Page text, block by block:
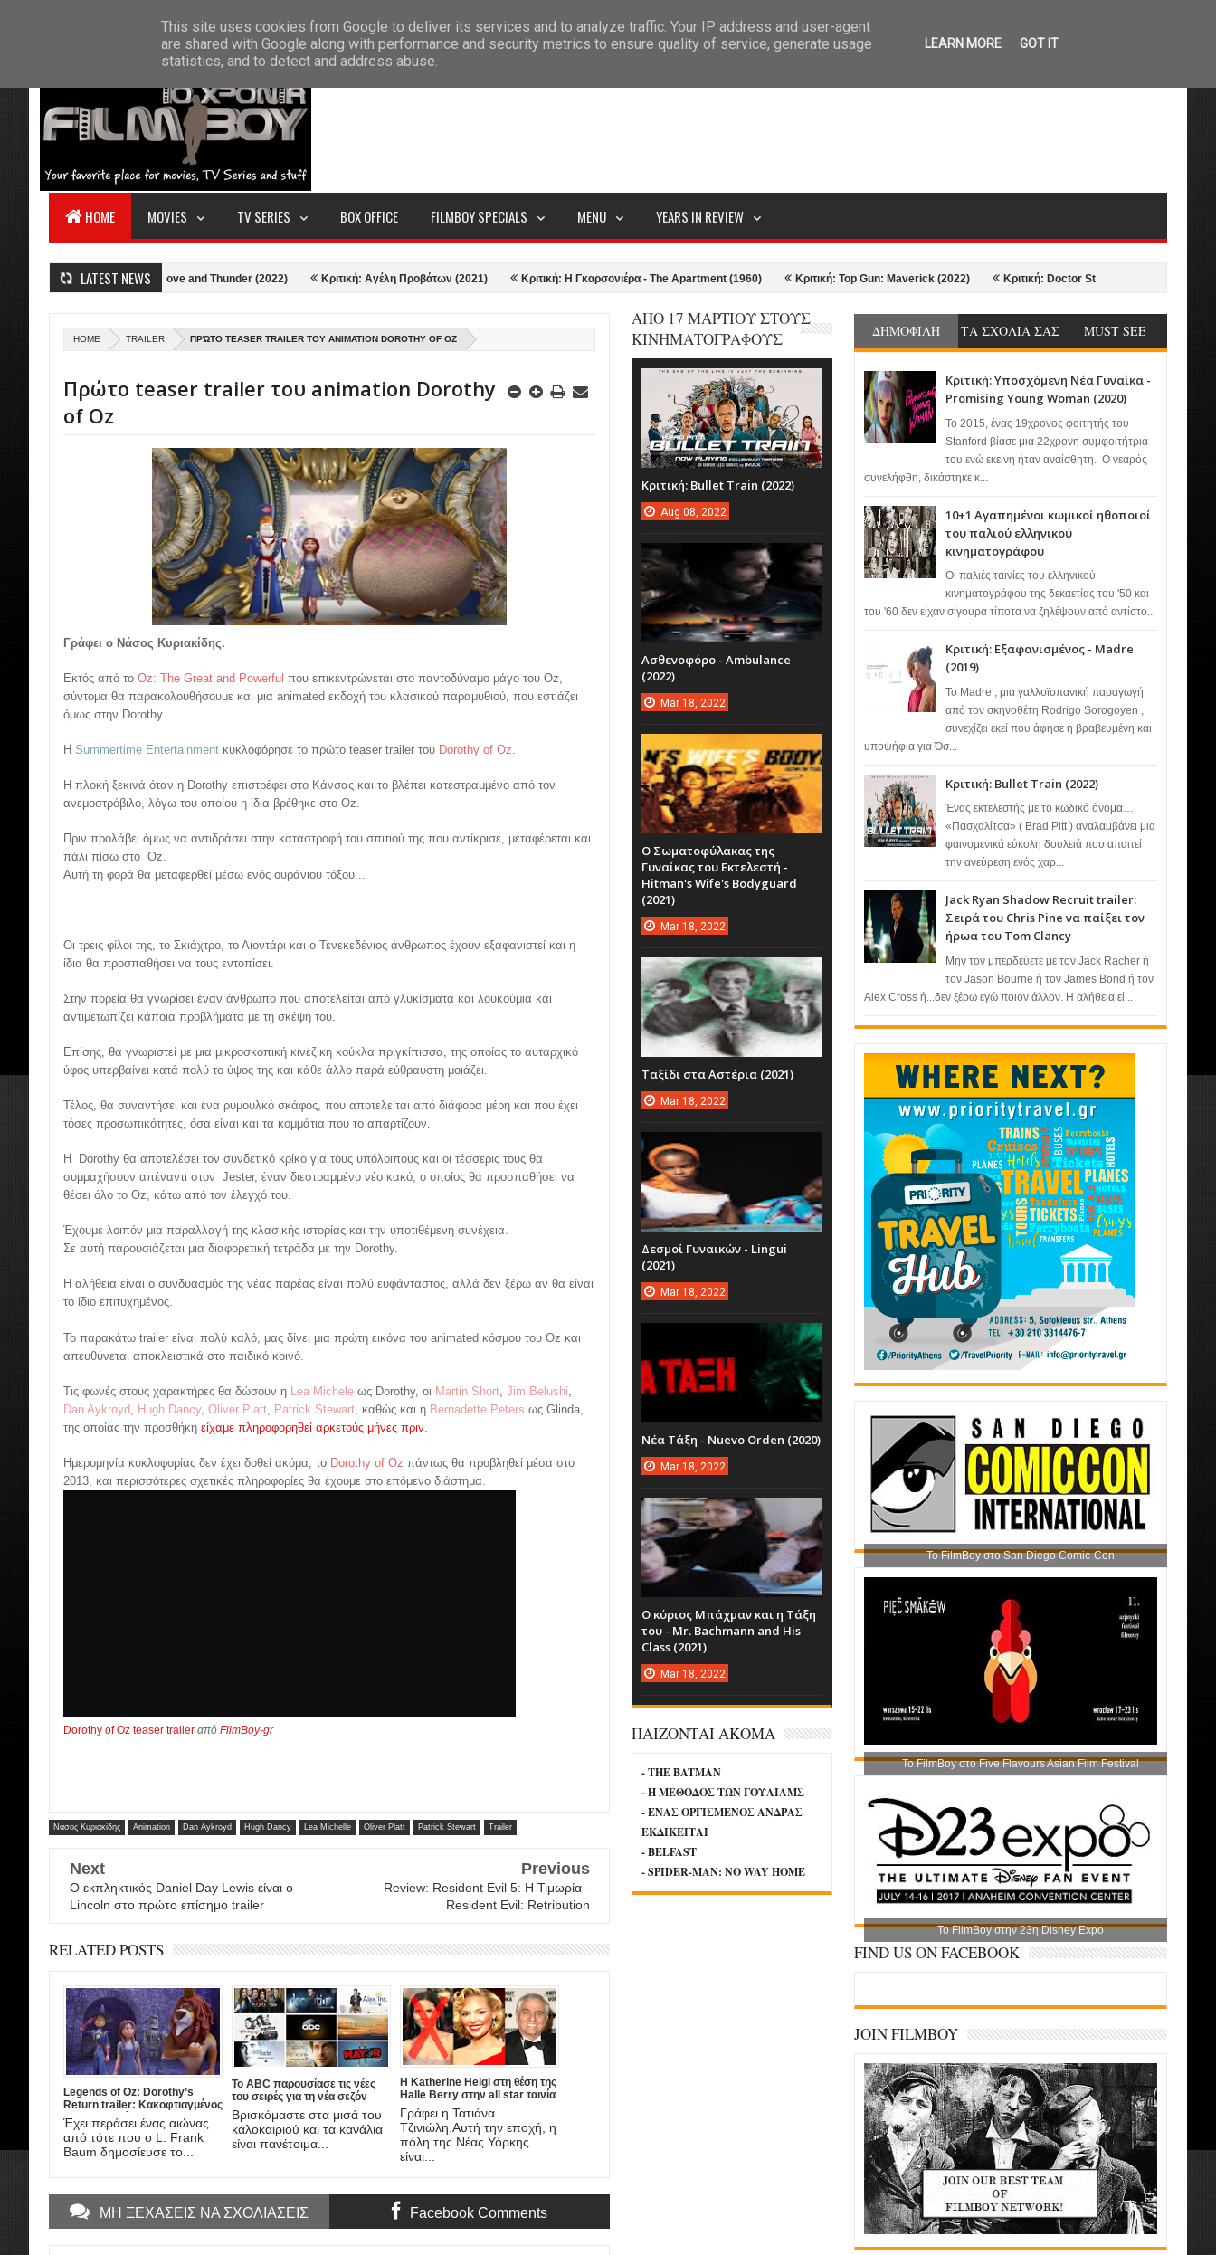
HOME ABOUT US CONTACT SITEMAP
HOME MOVIES TV SERIES BOX OFFICE FILMBOY SPECIALS MENU YEARS IN REVIEW
LATEST NEWS
Κριτική: Thor: Love and Thunder (2022) Κριτική: Αγέλη Προβάτων (2021) Κριτική: Η Γκαρσονιέρα - The Apartment (1960) Κριτική: Top Gun: Maverick (2022) Κριτική: Doctor Strange in the Multiverse of
HOME TRAILER ΠΡΏΤΟ TEASER TRAILER ΤΟΥ ANIMATION DOROTHY OF OZ
Πρώτο teaser trailer του animation Dorothy
of Oz
Γράφει ο Νάσος Κυριακίδης.
Εκτός από το Oz: The Great and Powerful που επικεντρώνεται στο παντοδύναμο μάγο του Oz,
σύντομα θα παρακολουθήσουμε και μια animated εκδοχή του κλασικού παραμυθιού, που εστιάζει
όμως στην Dorothy.
Η Summertime Entertainment κυκλοφόρησε το πρώτο teaser trailer του Dorothy of Oz.
Η πλοκή ξεκινά όταν η Dorothy επιστρέφει στο Κάνσας και το βλέπει κατεστραμμένο από τον
ανεμοστρόβιλο, λόγω του οποίου η ίδια βρέθηκε στο Oz.
Πριν προλάβει όμως να αντιδράσει στην καταστροφή του σπιτιού της που αντίκρισε, μεταφέρεται και
πάλι πίσω στο Oz.
Αυτή τη φορά θα μεταφερθεί μέσω ενός ουράνιου τόξου...
Οι τρεις φίλοι της, το Σκιάχτρο, το Λιοντάρι και ο Τενεκεδένιος άνθρωπος έχουν εξαφανιστεί και η
ίδια θα προσπαθήσει να τους εντοπίσει.
Στην πορεία θα γνωρίσει έναν άνθρωπο που αποτελείται από γλυκίσματα και λουκούμια και
αντιμετωπίζει κάποια προβλήματα με τη σκέψη του.
Επίσης, θα γνωριστεί με μια μικροσκοπική κινέζικη κούκλα πριγκίπισσα, της οποίας το αυταρχικό
ύφος υπερβαίνει κατά πολύ το ύψος της και κάθε άλλο παρά εύθραυστη μοιάζει.
Τέλος, θα συναντήσει και ένα ρυμουλκό σκάφος, που αποτελείται από διάφορα μέρη και που έχει
τόσες προσωπικότητες, όσα είναι και τα κομμάτια που το απαρτίζουν.
Η Dorothy θα αποτελέσει τον συνδετικό κρίκο για τους υπόλοιπους και οι τέσσερις τους θα
συμμαχήσουν απέναντι στον Jester, έναν διεστραμμένο νέο κακό, ο οποίος θα προσπαθήσει να
θέσει όλο το Oz, κάτω από τον έλεγχό του.
Έχουμε λοιπόν μια παραλλαγή της κλασικής ιστορίας και την υποτιθέμενη συνέχεια.
Σε αυτή παρουσιάζεται μια διαφορετική τετράδα με την Dorothy.
Η αλήθεια είναι ο συνδυασμός της νέας παρέας είναι πολύ ευφάνταστος, αλλά δεν ξέρω αν θα είναι
το ίδιο επιτυχημένος.
Το παρακάτω trailer είναι πολύ καλό, μας δίνει μια πρώτη εικόνα του animated κόσμου του Oz και
απευθύνεται αποκλειστικά στο παιδικό κοινό.
Τις φωνές στους χαρακτήρες θα δώσουν η Lea Michele ως Dorothy, οι Martin Short, Jim Belushi,
Dan Aykroyd, Hugh Dancy, Oliver Platt, Patrick Stewart, καθώς και η Bernadette Peters ως Glinda,
της οποίας την προσθήκη είχαμε πληροφορηθεί αρκετούς μήνες πριν.
Ημερομηνία κυκλοφορίας δεν έχει δοθεί ακόμα, το Dorothy of Oz πάντως θα προβληθεί μέσα στο
2013, και περισσότερες σχετικές πληροφορίες θα έχουμε στο επόμενο διάστημα.
Dorothy of Oz teaser trailer από FilmBoy-gr
Νάσος Κυριακίδης Animation Dan Aykroyd Hugh Dancy Lea Michelle Oliver Platt Patrick Stewart Trailer
Next
Ο εκπληκτικός Daniel Day Lewis είναι ο
Lincoln στο πρώτο επίσημο trailer
Previous
Review: Resident Evil 5: Η Τιμωρία -
Resident Evil: Retribution
RELATED POSTS
Legends of Oz: Dorothy’s
Return trailer: Κακοφτιαγμένος
animated Μάγος του Οζ
Έχει περάσει ένας αιώνας
από τότε που ο L. Frank
Baum δημοσίευσε το...
Το ABC παρουσίασε τις νέες
του σειρές για τη νέα σεζόν
’17-’18 (trailers)
Βρισκόμαστε στα μισά του
καλοκαιριού και τα κανάλια
είναι πανέτοιμα...
Η Katherine Heigl στη θέση της
Halle Berry στην all star ταινία
New Year's Eve
Γράφει η Τατιάνα
Τζινιώλη.Αυτή την εποχή, η
πόλη της Νέας Υόρκης
είναι...
ΜΗ ΞΕΧΑΣΕΙΣ ΝΑ ΣΧΟΛΙΑΣΕΙΣ Facebook Comments
ΔΗΜΟΦΙΛΗ ΤΑ ΣΧΟΛΙΑ ΣΑΣ MUST SEE
Κριτική: Υποσχόμενη Νέα Γυναίκα -
Promising Young Woman (2020)
Το 2015, ένας 19χρονος φοιτητής του
Stanford βίασε μια 22χρονη συμφοιτήτριά
του ενώ εκείνη ήταν αναίσθητη. Ο νεαρός
συνελήφθη, δικάστηκε κ...
10+1 Αγαπημένοι κωμικοί ηθοποιοί
του παλιού ελληνικού
κινηματογράφου
Οι παλιές ταινίες του ελληνικού
κινηματογράφου της δεκαετίας του '50 και
του '60 δεν είχαν σίγουρα τίποτα να ζηλέψουν από αντίστο...
Κριτική: Εξαφανισμένος - Madre
(2019)
Το Madre , μια γαλλοϊσπανική παραγωγή
από τον σκηνοθέτη Rodrigo Sorogoyen ,
συνεχίζει εκεί που άφησε η βραβευμένη και
υποψήφια για Όσ...
Κριτική: Bullet Train (2022)
Ένας εκτελεστής με το κωδικό όνομα…
«Πασχαλίτσα» ( Brad Pitt ) αναλαμβάνει μια
φαινομενικά εύκολη δουλειά που απαιτεί
την ανεύρεση ενός χαρ...
Jack Ryan Shadow Recruit trailer:
Σειρά του Chris Pine να παίξει τον
ήρωα του Tom Clancy
Μην τον μπερδεύετε με τον Jack Racher ή
τον Jason Bourne ή τον James Bond ή τον
Alex Cross ή...δεν ξέρω εγώ ποιον άλλον. Η αλήθεια εί...
Το FilmBoy στο San Diego Comic-Con
Το FilmBoy στο Five Flavours Asian Film Festival
Το FilmBoy στην 23η Disney Expo
FIND US ON FACEBOOK
JOIN FILMBOY
ΑΠΟ 17 ΜΑΡΤΙΟΥ ΣΤΟΥΣ
ΚΙΝΗΜΑΤΟΓΡΑΦΟΥΣ
Κριτική: Bullet Train (2022)
Aug 08, 2022
Ασθενοφόρο - Ambulance
(2022)
Mar 18, 2022
Ο Σωματοφύλακας της
Γυναίκας του Εκτελεστή -
Hitman's Wife's Bodyguard
(2021)
Mar 18, 2022
Ταξίδι στα Αστέρια (2021)
Mar 18, 2022
Δεσμοί Γυναικών - Lingui
(2021)
Mar 18, 2022
Νέα Τάξη - Nuevo Orden (2020)
Mar 18, 2022
Ο κύριος Μπάχμαν και η Τάξη
του - Mr. Bachmann and His
Class (2021)
Mar 18, 2022
ΠΑΙΖΟΝΤΑΙ ΑΚΟΜΑ
- THE BATMAN
- Η ΜΕΘΟΔΟΣ ΤΩΝ ΓΟΥΛΙΑΜΣ
- ΕΝΑΣ ΟΡΓΙΣΜΕΝΟΣ ΑΝΔΡΑΣ
ΕΚΔΙΚΕΙΤΑΙ
- BELFAST
- SPIDER-MAN: NO WAY HOME
This site uses cookies from Google to deliver its services and to analyze traffic. Your IP address and user-agent
are shared with Google along with performance and security metrics to ensure quality of service, generate usage
statistics, and to detect and address abuse.
LEARN MORE GOT IT